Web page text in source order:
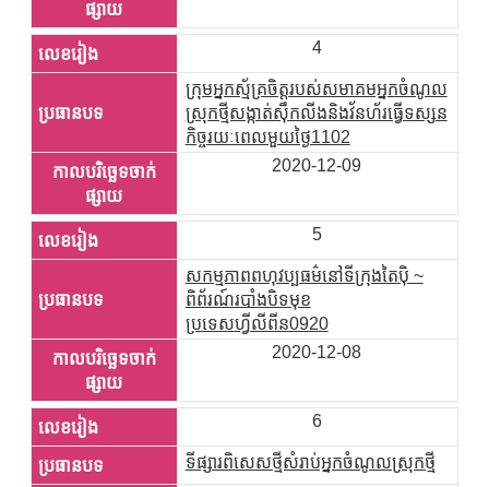
4
ក្រុមអ្នកស្ម័គ្រចិត្តរបស់សមាគមអ្នកចំណូល
ស្រុកថ្មីសង្កាត់ស៊ឹកលីងនិងវ័នហ័រធ្វើទស្សន
កិច្ចរយៈពេលមួយថ្ងៃ1102
2020-12-09
5
សកម្មភាពពហុវប្បធម៌នៅទីក្រុងតៃប៉ិ ~
ពិព័រណ៍របាំងបិទមុខ
ប្រទេសហ្វីលីពីន0920
2020-12-08
6
ទីផ្សារពិសេសថ្មីសំរាប់អ្នកចំណូលស្រុកថ្មី